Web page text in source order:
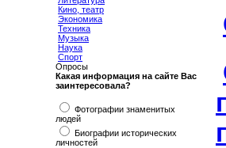
Кино, театр
Экономика
Техника
Музыка
Наука
Спорт
Опросы
Какая информация на сайте Вас
заинтересовала?
Фотографии знаменитых
людей
Биографии исторических
личностей